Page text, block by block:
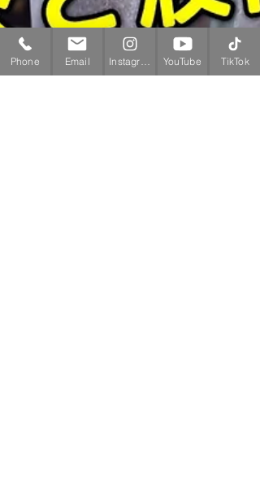
（2024年11月22日夜にアップ予定） ＜目次・シー
ンチャプターと商品ページ＞ 00:00 武家屋敷で
秋の紅葉散策 02:07 fmシリーズの店内紹介
02:48 fmシリーズの商品紹介 03:59 fmシリーズ
Phone Email YouTube TikTok